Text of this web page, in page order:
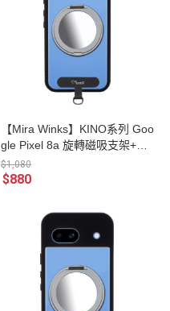
【Mira Winks】KINO系列 Goo
gle Pixel 8a 旋轉磁吸支架+掛
片 鏡面版保護殼
$1,080
$880